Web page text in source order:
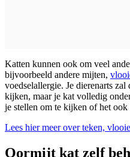
Katten kunnen ook om veel
bijvoorbeeld andere mijten,
voedselallergie. Je dierenarts
kijken, maar je kat volledig
je stellen om te kijken of het ook
Lees hier meer over teken,
Oormijt kat zelf